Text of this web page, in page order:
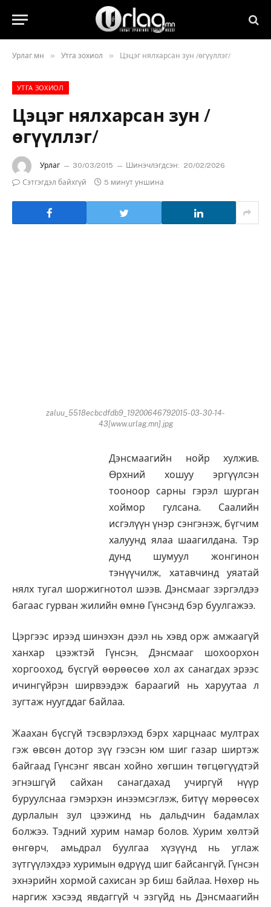
Урлаг.мн » Утга зохиол » Цэцэг нялхарсан зун /өгүүллэг/
УТГА ЗОХИОЛ
Цэцэг нялхарсан зун /
өгүүллэг/
Урлаг 30/03/2015 Шинэчлэгдсэн: 20/02/2026
Сэтгэгдэл байхгүй
5 минут уншина
zaluu_5518ecbcdfdb9_19200646792015-03-30-14-
43[www.urlag.mn].jpg
Дэнсмаагийн нойр хулжив.
Өрхний хошуу эргүүлсэн
тооноор сарны гэрэл шурган
хоймор гулсана. Саалийн
исгэлүүн үнэр сэнгэнэж, бүгчим
халуунд ялаа шаагилдана. Тэр
дунд шумуул жонгинон
тэнүүчилж, хатавчинд уяатай
нялх тугал шоржигнотол шээв. Дэнсмааг зэргэлдээ
багаас гурван жилийн өмнө Гүнсэнд бэр буулгажээ.
Цэргээс ирээд шинэхэн дээл нь хэвд орж амжаагүй
ханхар цээжтэй Гүнсэн, Дэнсмааг шохоорхон
хоргооход, бүсгүй өөрөөсөө хол ах санагдах эрээс
ичингүйрэн ширвээдэж бараагий нь харуутаа л
зугтаж нуугддаг байлаа.
Жаахан бүсгүй тэсвэрлэхэд бэрх харцнаас мултрах
гэж өвсөн дотор зүү гээсэн юм шиг газар ширтэж
байгаад Гүнсэнг явсан хойно хөгшин төгцөгүүдтэй
эгнэшгүй сайхан санагдахад учиргүй нүүр
буруулснаа гэмэрхэн инээмсэглэж, битүү мөрөөсөх
дурлалын зул цээжинд нь дальдчин бадамлах
болжээ. Тэдний хурим намар болов. Хурим хөлтэй
өнгөрч, амьдрал буулгаа хүзүүнд нь углаж
зүтгүүлэхдээ хуримын өдрүүд шиг байсангүй. Гүнсэн
эхнэрийн хормой сахисан эр биш байлаа. Нөхөр нь
наргиж хэсээд явдаггүй ч эзгүйд нь Дэнсмаагийн